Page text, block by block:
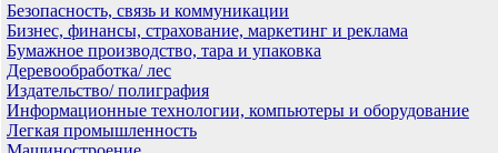
Безопасность, связь и коммуникации
Бизнес, финансы, страхование, маркетинг и реклама
Бумажное производство, тара и упаковка
Деревообработка/ лес
Издательство/ полиграфия
Информационные технологии, компьютеры и оборудование
Легкая промышленность